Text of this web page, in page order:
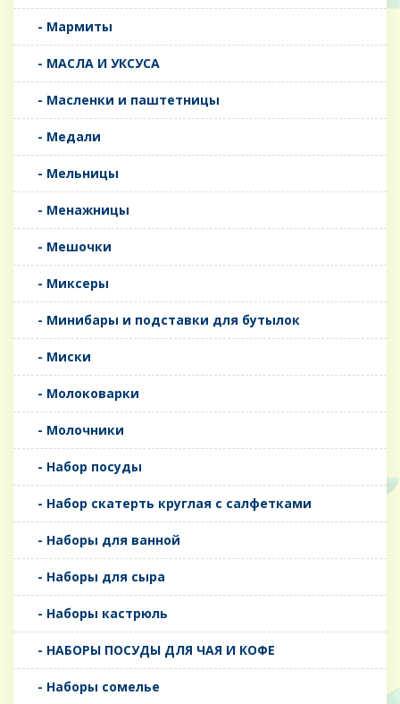
- Мармиты
- МАСЛА И УКСУСА
- Масленки и паштетницы
- Медали
- Мельницы
- Менажницы
- Мешочки
- Миксеры
- Минибары и подставки для бутылок
- Миски
- Молоковарки
- Молочники
- Набор посуды
- Набор скатерть круглая с салфетками
- Наборы для ванной
- Наборы для сыра
- Наборы кастрюль
- НАБОРЫ ПОСУДЫ ДЛЯ ЧАЯ И КОФЕ
- Наборы сомелье